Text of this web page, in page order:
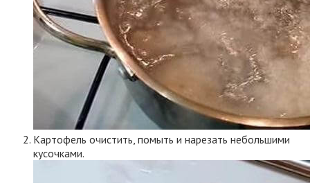
Картофель очистить, помыть и нарезать небольшими
кусочками.